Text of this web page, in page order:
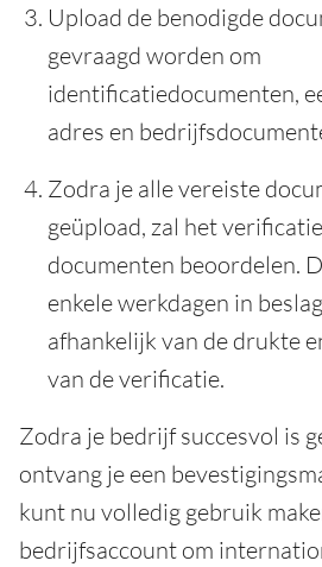
Upload de benodigde
gevraagd worden om
identificatiedocumenten,
adres en
Zodra je alle vereiste
geüpload, zal het
documenten beoordelen.
enkele werkdagen in
afhankelijk van de drukte
van de verificatie.
Zodra je bedrijf succesvol is
ontvang je een
kunt nu volledig gebruik
bedrijfsaccount om